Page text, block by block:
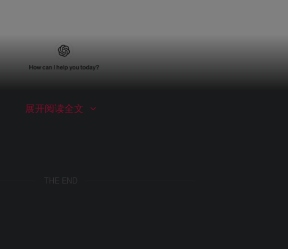
展开阅读全文
THE END